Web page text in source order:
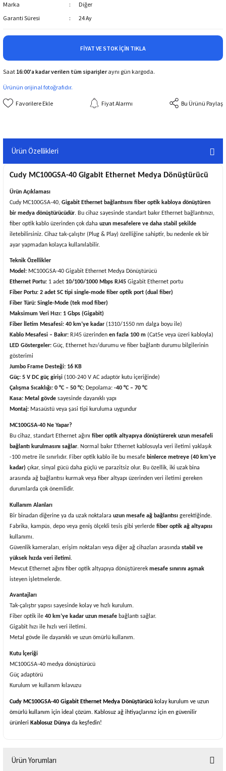
Marka
Diğer
Garanti Süresi
24 Ay
FIYAT VE STOK İÇIN TIKLA
Saat 16:00'a kadar verilen tüm siparişleraynı gün kargoda.
Ürünün orijinal fotoğrafıdır.
Fiyat Alarmı Bu Ürünü Paylaş
Ürün Özellikleri
Cudy MC100GSA-40 Gigabit Ethernet Medya Dönüştürücü
Ürün Açıklaması
Cudy MC100GSA-40, Gigabit Ethernet bağlantısını fiber optik kabloya dönüştüren
bir medya dönüştürücüdür. Bu cihaz sayesinde standart bakır Ethernet bağlantınızı,
fiber optik kablo üzerinden çok daha uzun mesafelere ve daha stabil şekilde
iletebilirsiniz. Cihaz tak-çalıştır (Plug & Play) özelliğine sahiptir, bu nedenle ek bir
ayar yapmadan kolayca kullanılabilir.
Teknik Özellikler
Model: MC100GSA-40 Gigabit Ethernet Medya Dönüştürücü
Ethernet Portu: 1 adet 10/100/1000 Mbps RJ45 Gigabit Ethernet portu
Fiber Portu: 2 adet SC tipi single-mode fiber optik port (dual fiber)
Fiber Türü: Single-Mode (tek mod fiber)
Maksimum Veri Hızı: 1 Gbps (Gigabit)
Fiber İletim Mesafesi: 40 km’ye kadar (1310/1550 nm dalga boyu ile)
Kablo Mesafesi – Bakır: RJ45 üzerinden en fazla 100 m (Cat5e veya üzeri kabloyla)
LED Göstergeler: Güç, Ethernet hızı/durumu ve fiber bağlantı durumu bilgilerinin
gösterimi
Jumbo Frame Desteği: 16 KB
Güç: 5 V DC güç girişi (100-240 V AC adaptör kutu içeriğinde)
Çalışma Sıcaklığı: 0 °C – 50 °C; Depolama: -40 °C – 70 °C
Kasa: Metal gövde sayesinde dayanıklı yapı
Montaj: Masaüstü veya şasi tipi kuruluma uygundur
MC100GSA-40 Ne Yapar?
Bu cihaz, standart Ethernet ağını fiber optik altyapıya dönüştürerek uzun mesafeli
bağlantı kurulmasını sağlar. Normal bakır Ethernet kablosuyla veri iletimi yaklaşık
-100 metre ile sınırlıdır. Fiber optik kablo ile bu mesafe binlerce metreye (40 km’ye
kadar) çıkar, sinyal gücü daha güçlü ve parazitsiz olur. Bu özellik, iki uzak bina
arasında ağ bağlantısı kurmak veya fiber altyapı üzerinden veri iletimi gereken
durumlarda çok önemlidir.
Kullanım Alanları
Bir binadan diğerine ya da uzak noktalara uzun mesafe ağ bağlantısı gerektiğinde.
Fabrika, kampüs, depo veya geniş ölçekli tesis gibi yerlerde fiber optik ağ altyapısı
kullanımı.
Güvenlik kameraları, erişim noktaları veya diğer ağ cihazları arasında stabil ve
yüksek hızda veri iletimi.
Mevcut Ethernet ağını fiber optik altyapıya dönüştürerek mesafe sınırını aşmak
isteyen işletmelerde.
Avantajları
Tak-çalıştır yapısı sayesinde kolay ve hızlı kurulum.
Fiber optik ile 40 km’ye kadar uzun mesafe bağlantı sağlar.
Gigabit hızı ile hızlı veri iletimi.
Metal gövde ile dayanıklı ve uzun ömürlü kullanım.
Kutu İçeriği
MC100GSA-40 medya dönüştürücü
Güç adaptörü
Kurulum ve kullanım kılavuzu
Cudy MC100GSA-40 Gigabit Ethernet Medya Dönüştürücü kolay kurulum ve uzun
ömürlü kullanım için ideal çözüm. Kablosuz ağ ihtiyaçlarınız için en güvenilir
ürünleri Kablosuz Dünya da keşfedin!
Ürün Yorumları